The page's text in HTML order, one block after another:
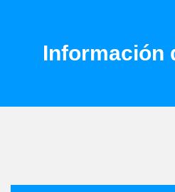
Información